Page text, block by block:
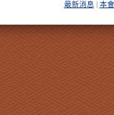
最新消息 本